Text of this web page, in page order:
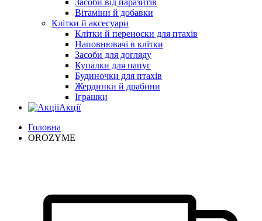
Засоби від паразитів
Вітаміни й добавки
Клітки й аксесуари
Клітки й переноски для птахів
Наповнювачі в клітки
Засоби для догляду
Купалки для папуг
Будиночки для птахів
Жердинки й драбини
Іграшки
Акції
Головна
OROZYME